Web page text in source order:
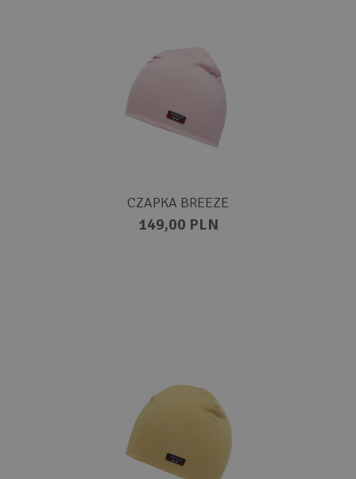
CZAPKA BREEZE
149,00 PLN